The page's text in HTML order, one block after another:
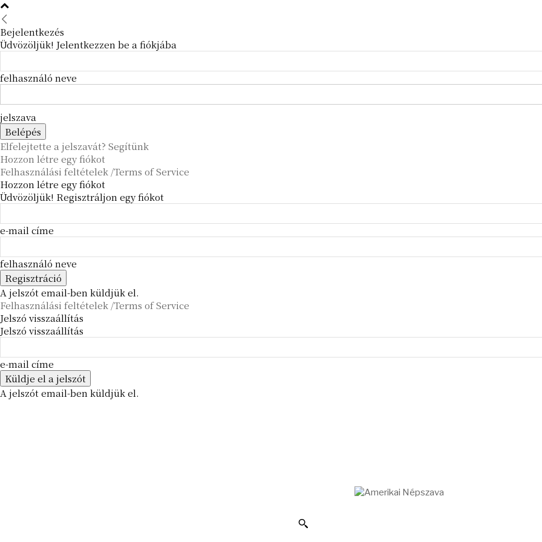
Bejelentkezés
Üdvözöljük! Jelentkezzen be a fiókjába
felhasználó neve
jelszava
Elfelejtette a jelszavát? Segítünk
Hozzon létre egy fiókot
Felhasználási feltételek /Terms of Service
Hozzon létre egy fiókot
Üdvözöljük! Regisztráljon egy fiókot
e-mail címe
felhasználó neve
A jelszót email-ben küldjük el.
Felhasználási feltételek /Terms of Service
Jelszó visszaállítás
Jelszó visszaállítás
e-mail címe
A jelszót email-ben küldjük el.